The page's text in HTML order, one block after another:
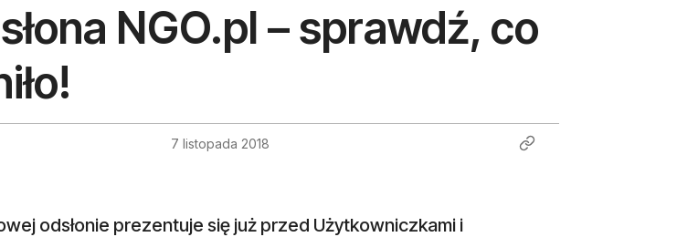
NGO.pl – sprawdź, co
7 listopada 2018
odsłonie prezentuje się już przed Użytkowniczkami i